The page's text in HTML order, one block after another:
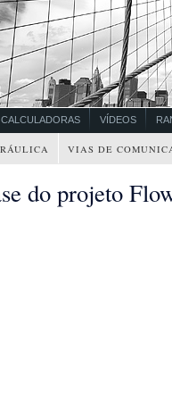
CALCULADORAS VÍDEOS
VIAS DE
do projeto